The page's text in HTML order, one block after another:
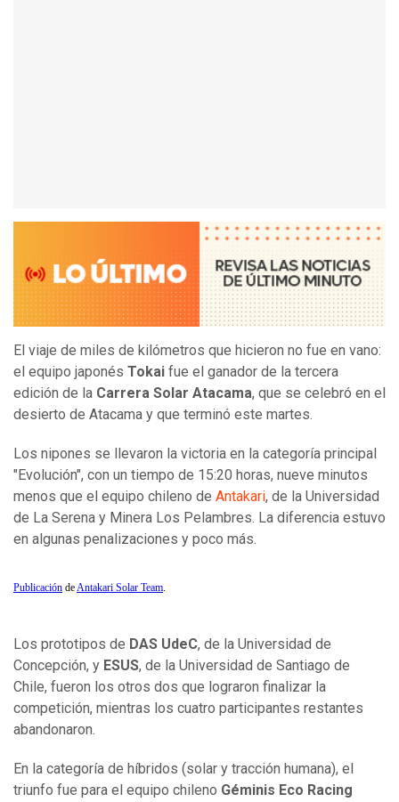
El viaje de miles de kilómetros que hicieron no fue en vano:
el equipo japonés Tokai fue el ganador de la tercera
edición de la Carrera Solar Atacama, que se celebró en el
desierto de Atacama y que terminó este martes.
Los nipones se llevaron la victoria en la categoría principal
"Evolución", con un tiempo de 15:20 horas, nueve minutos
menos que el equipo chileno de Antakari, de la Universidad
de La Serena y Minera Los Pelambres. La diferencia estuvo
en algunas penalizaciones y poco más.
Publicación deAntakari Solar Team.
Los prototipos de DAS UdeC, de la Universidad de
Concepción, y ESUS, de la Universidad de Santiago de
Chile, fueron los otros dos que lograron finalizar la
competición, mientras los cuatro participantes restantes
abandonaron.
En la categoría de híbridos (solar y tracción humana), el
triunfo fue para el equipo chileno Géminis Eco Racing